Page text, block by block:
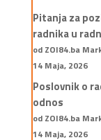
Pitanja za
radnika u
od ZOI84.ba
14 Maja, 2026
Poslovnik o
odnos
od ZOI84.ba
14 Maja, 2026